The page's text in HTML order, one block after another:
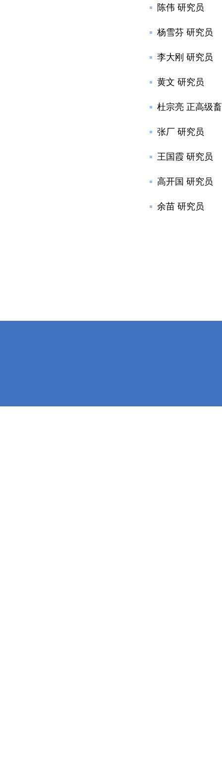
陈伟 研究员
杨雪芬 研究员
李大刚 研究员
黄文 研究员
杜宗亮 正高级
张厂 研究员
王国霞 研究员
高开国 研究员
余苗 研究员